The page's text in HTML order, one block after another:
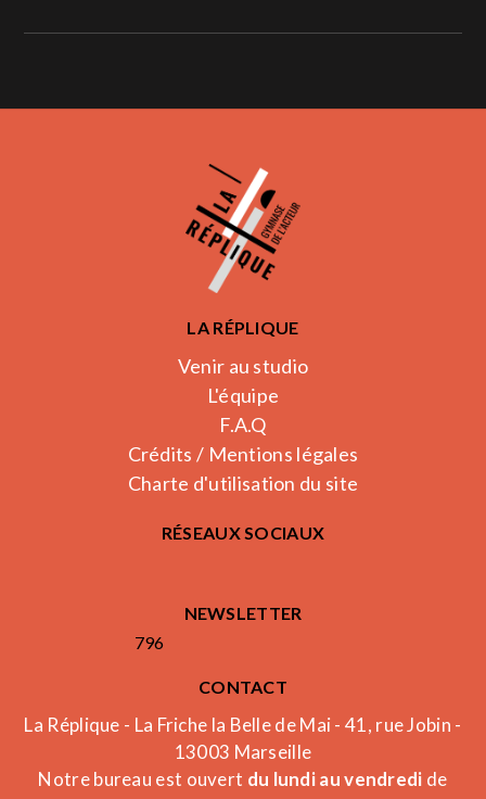
LA RÉPLIQUE
Venir au studio
L'équipe
F.A.Q
Crédits / Mentions légales
Charte d'utilisation du site
RÉSEAUX SOCIAUX
NEWSLETTER
796
CONTACT
La Réplique - La Friche la Belle de Mai - 41, rue Jobin -
13003 Marseille
Notre bureau est ouvert du lundi au vendredi de